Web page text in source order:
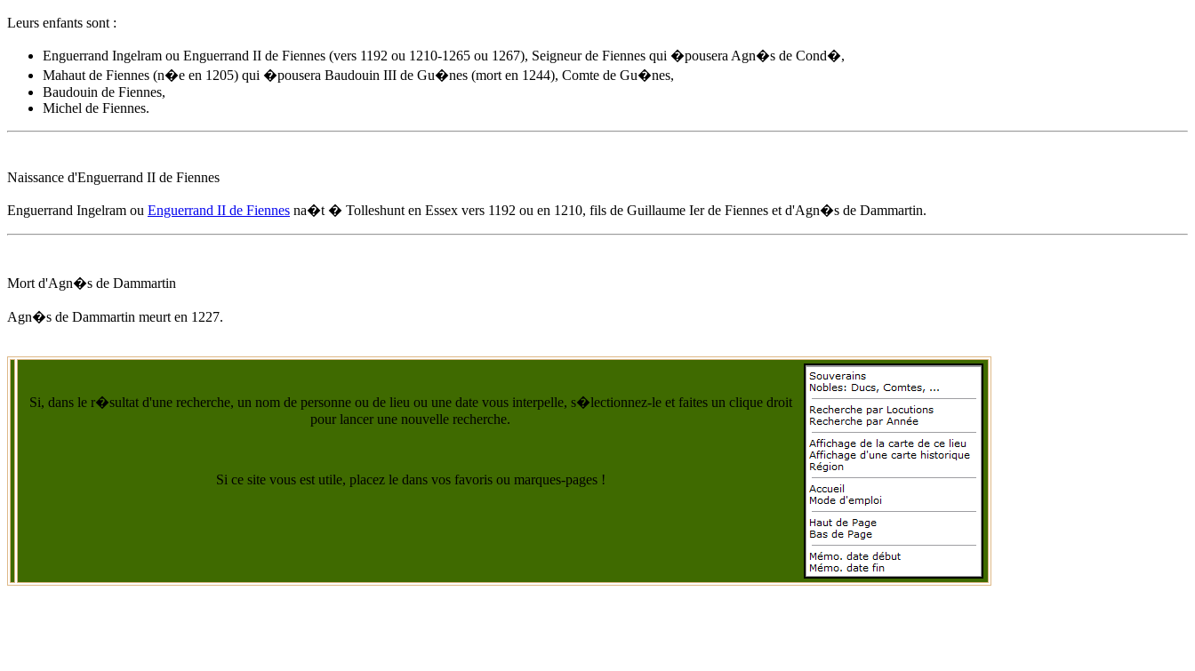
Leurs enfants sont :
Enguerrand Ingelram ou Enguerrand II de Fiennes (vers 1192 ou 1210-1265 ou 1267), Seigneur de Fiennes qui �pousera Agn�s de Cond�,
Mahaut de Fiennes (n�e en 1205) qui �pousera Baudouin III de Gu�nes (mort en 1244), Comte de Gu�nes,
Baudouin de Fiennes,
Michel de Fiennes.
Naissance d'Enguerrand II de Fiennes
Enguerrand Ingelram ou Enguerrand II de Fiennes na�t � Tolleshunt en Essex vers 1192 ou en 1210, fils de Guillaume Ier de Fiennes et d'Agn�s de Dammartin.
Mort d'Agn�s de Dammartin
Agn�s de Dammartin meurt en 1227.
Si, dans le r�sultat d'une recherche, un nom de personne ou de lieu ou une date vous interpelle, s�lectionnez-le et faites un clique droit
pour lancer une nouvelle recherche.
Si ce site vous est utile, placez le dans vos favoris ou marques-pages !